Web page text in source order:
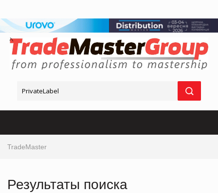
TradeMaster
Результаты поиска